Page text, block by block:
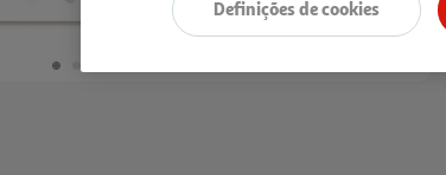
Definições de cookies